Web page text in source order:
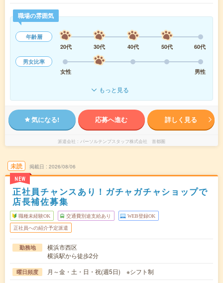
職場の雰囲気
年齢層
20代
30代 40代 50代
60代
男女比率
女性
男性
もっと見る
気になる! 応募へ進む 詳しく見る
派遣会社 パーソルテンプスタッフ株式会社 首都圏
未読
NEW
掲載日 2026/08/06
正社員チャンスあり！ガチャガチャショップで
店長補佐募集
職種未経験OK 交通費別途支給あり WEB登録OK
正社員への紹介予定派遣
勤務地
横浜市西区
横浜駅から徒歩2分
曜日頻度 月～金・土・日・祝(週5日) ※シフト制